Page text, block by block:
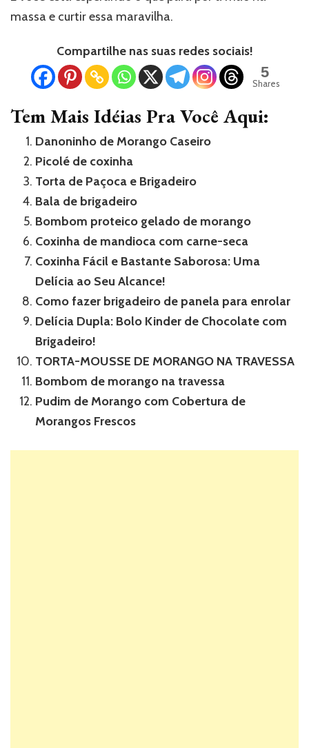
massa e curtir essa maravilha.
Compartilhe nas suas redes sociais!
5
Shares
Tem Mais Idéias Pra Você Aqui:
Danoninho de Morango Caseiro
Picolé de coxinha
Torta de Paçoca e Brigadeiro
Bala de brigadeiro
Bombom proteico gelado de morango
Coxinha de mandioca com carne-seca
Coxinha Fácil e Bastante Saborosa: Uma
Delícia ao Seu Alcance!
Como fazer brigadeiro de panela para enrolar
Delícia Dupla: Bolo Kinder de Chocolate com
Brigadeiro!
TORTA-MOUSSE DE MORANGO NA TRAVESSA
Bombom de morango na travessa
Pudim de Morango com Cobertura de
Morangos Frescos